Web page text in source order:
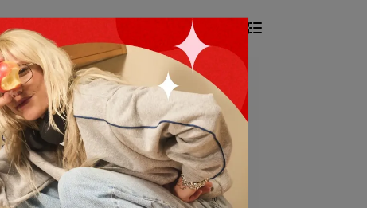
Total of 6 products